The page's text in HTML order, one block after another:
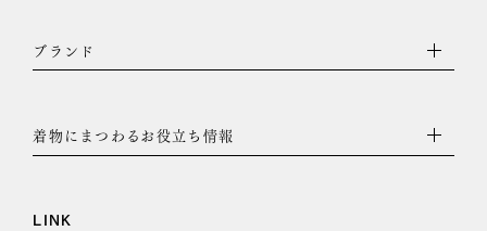
ブランド
着物にまつわるお役立ち情報
LINK